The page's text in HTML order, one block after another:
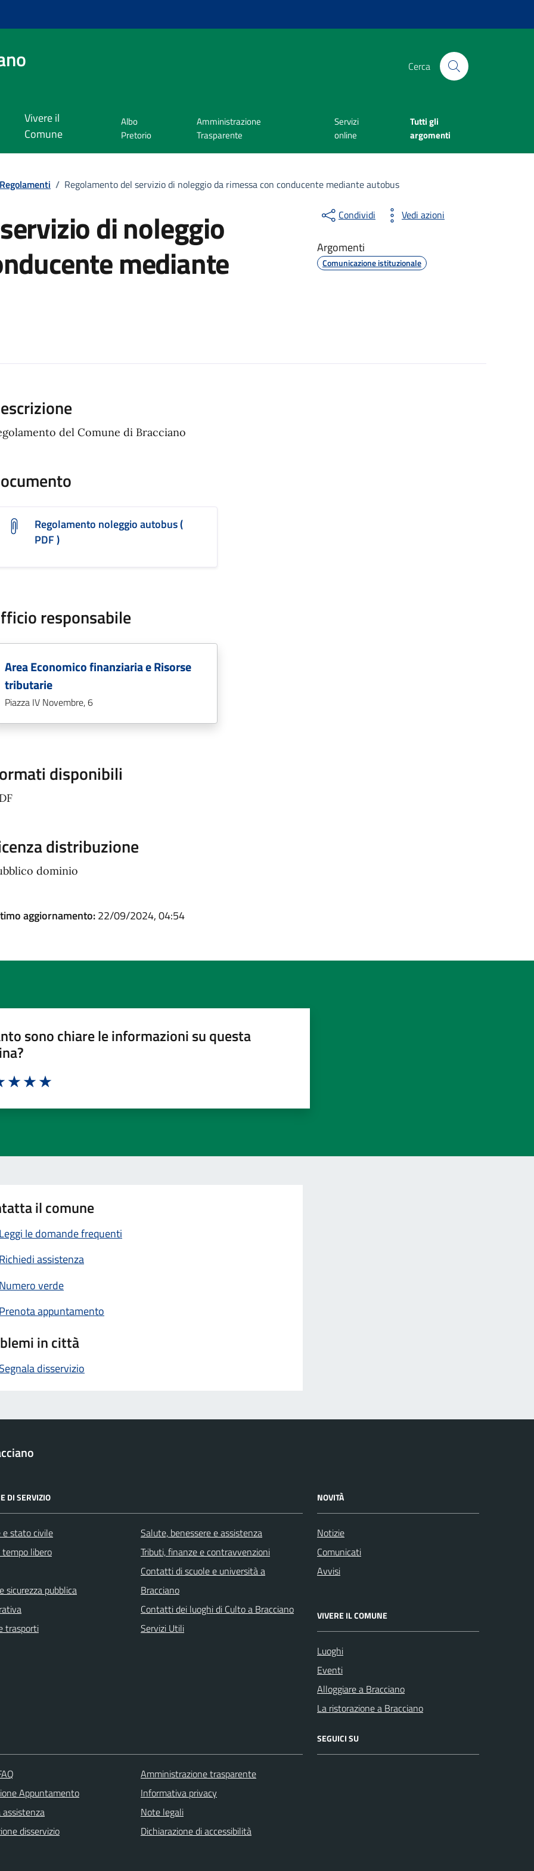
Cerca
Vivere il
Comune
Albo
Pretorio
Amministrazione
Trasparente
Servizi
online
Tutti gli
argomenti
Regolamenti / Regolamento del servizio di noleggio da rimessa con conducente mediante autobus
di noleggio
mediante
Condividi Vedi azioni
Argomenti
Comunicazione istituzionale
del Comune di Bracciano
Regolamento noleggio autobus (
PDF )
responsabile
Area Economico finanziaria e Risorse
tributarie
Piazza IV Novembre, 6
disponibili
distribuzione
dominio
aggiornamento:22/09/2024, 04:54
sono chiare le informazioni su questa
il comune
Leggi le domande frequenti
Richiedi assistenza
Numero verde
Prenota appuntamento
in città
Segnala disservizio
DI SERVIZIO
e stato civile
libero
sicurezza pubblica
trasporti
Salute, benessere e assistenza
Tributi, finanze e contravvenzioni
Contatti di scuole e università a
Bracciano
Contatti dei luoghi di Culto a Bracciano
Servizi Utili
NOVITÀ
Notizie
Comunicati
Avvisi
VIVERE IL COMUNE
Luoghi
Eventi
Alloggiare a Bracciano
La ristorazione a Bracciano
Appuntamento
assistenza
disservizio
Amministrazione trasparente
Informativa privacy
Note legali
Dichiarazione di accessibilità
SEGUICI SU